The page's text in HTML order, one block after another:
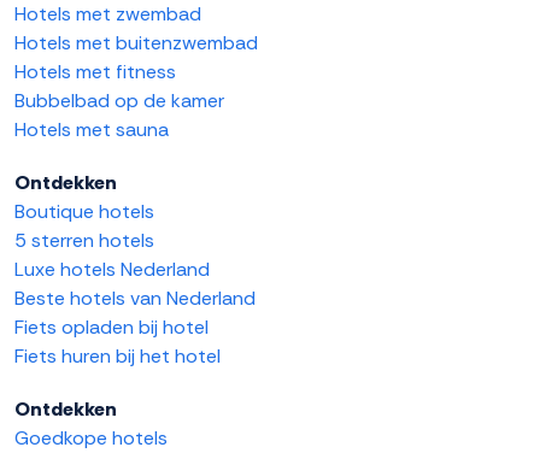
Hotels met zwembad
Hotels met buitenzwembad
Hotels met fitness
Bubbelbad op de kamer
Hotels met sauna
Ontdekken
Boutique hotels
5 sterren hotels
Luxe hotels Nederland
Beste hotels van Nederland
Fiets opladen bij hotel
Fiets huren bij het hotel
Ontdekken
Goedkope hotels